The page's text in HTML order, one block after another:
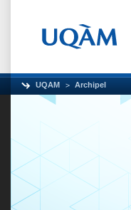
UQAM Archipel